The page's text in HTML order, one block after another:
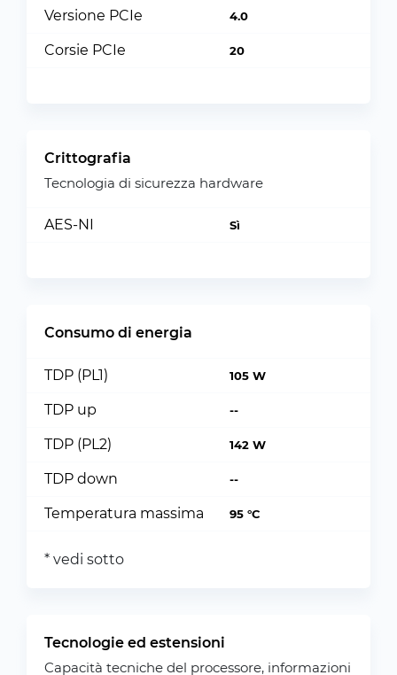
Versione PCIe 4.0
Corsie PCIe 20
Crittografia
Tecnologia di sicurezza hardware
AES-NI Sì
Consumo di energia
TDP (PL1) 105 W
TDP up --
TDP (PL2) 142 W
TDP down --
Temperatura massima 95 °C
* vedi sotto
Tecnologie ed estensioni
Capacità tecniche del processore, informazioni